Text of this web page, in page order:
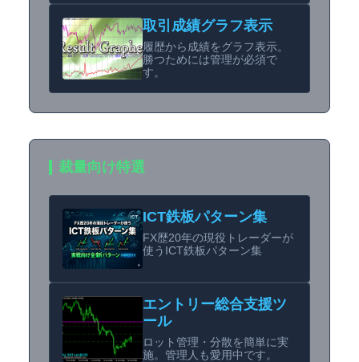
取引成績グラフ表示
履歴から成績をグラフ表示。
勝つためには管理が必須で
す。
裁量向け特選
ICT鉄板パターン集
FX歴20年の現役トレーダーが
使うICT鉄板パターン集
エントリー総合支援ツ
ール
ロット管理・分散を簡単に実
施。管理人も愛用中です。